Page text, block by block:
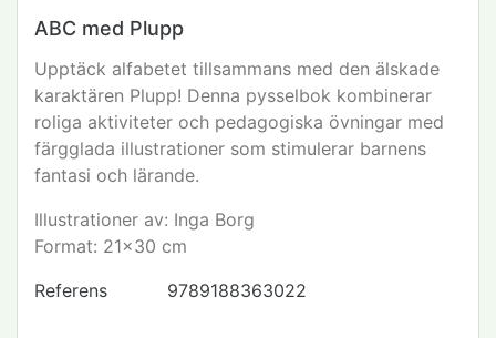
ABC med Plupp
Upptäck alfabetet tillsammans med den älskade
karaktären Plupp! Denna pysselbok kombinerar
roliga aktiviteter och pedagogiska övningar med
färgglada illustrationer som stimulerar barnens
fantasi och lärande.
Illustrationer av: Inga Borg
Format: 21x30 cm
Referens
9789188363022